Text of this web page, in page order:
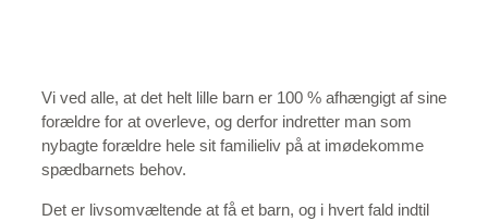
Vi ved alle, at det helt lille barn er 100 % afhængigt af sine
forældre for at overleve, og derfor indretter man som
nybagte forældre hele sit familieliv på at imødekomme
spædbarnets behov.
Det er livsomvæltende at få et barn, og i hvert fald indtil